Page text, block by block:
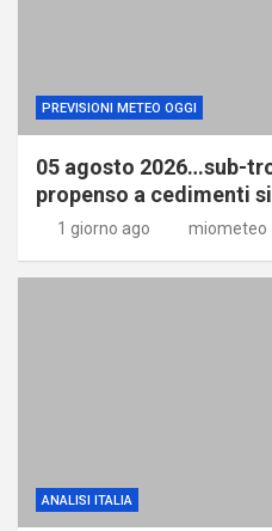
PREVISIONI METEO OGGI
05 agosto 2026…sub-
propenso a cedimenti
1 giorno ago miometeo
ANALISI ITALIA